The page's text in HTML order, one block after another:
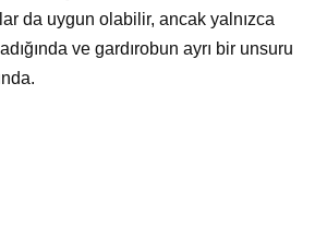
da uygun olabilir, ancak yalnızca
ve gardırobun ayrı bir unsuru